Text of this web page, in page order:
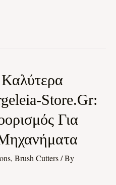
Store.gr:
Για
Brush Cutters/ By